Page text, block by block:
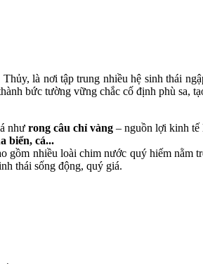
là nơi tập trung nhiều hệ sinh thái
bức tường vững chắc cố định phù sa,
như rong câu chỉ vàng – nguồn lợi kinh tế
biển, cá...
gồm nhiều loài chim nước quý hiếm nằm
thái sống động, quý giá.